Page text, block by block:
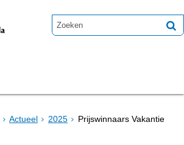
Actueel 2025
Prijswinnaars Vakantie